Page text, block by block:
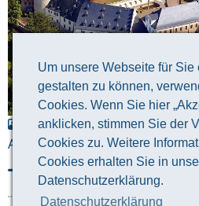
Um unsere Webseite für Sie
gestalten zu können,
Cookies. Wenn Sie hier
anklicken, stimmen Sie der
Cookies zu. Weitere
Cookies erhalten Sie in
Datenschutzerklärung.
Datenschutzerklärung
Residenzschloss
Altenburg-Ronny-Seifarth